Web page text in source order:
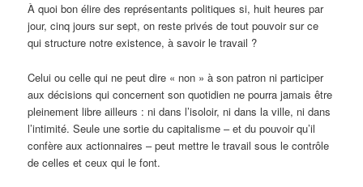
À quoi bon élire des représentants politiques si, huit heures par
jour, cinq jours sur sept, on reste privés de tout pouvoir sur ce
qui structure notre existence, à savoir le travail ?
Celui ou celle qui ne peut dire « non » à son patron ni participer
aux décisions qui concernent son quotidien ne pourra jamais être
pleinement libre ailleurs : ni dans l’isoloir, ni dans la ville, ni dans
l’intimité. Seule une sortie du capitalisme – et du pouvoir qu’il
confère aux actionnaires – peut mettre le travail sous le contrôle
de celles et ceux qui le font.